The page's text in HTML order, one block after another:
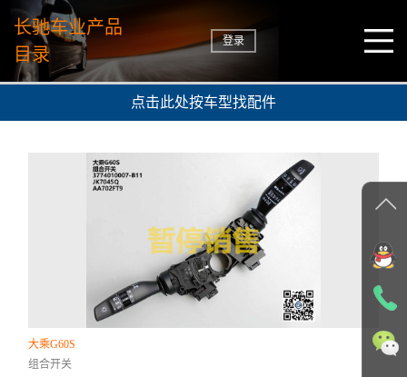
长驰车业产品
目录
登录
点击此处按车型找配件
大乘G60S
组合开关